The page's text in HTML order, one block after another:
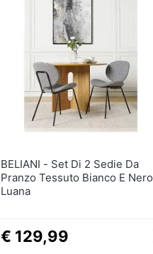
BELIANI - Set Di 2 Sedie Da
Pranzo Tessuto Bianco E Nero
Luana
€ 129,99